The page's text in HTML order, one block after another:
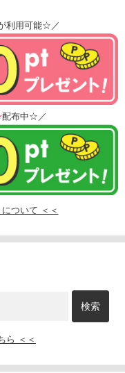
利用可能☆／
配布中☆／
ついて ＜＜
ら ＜＜